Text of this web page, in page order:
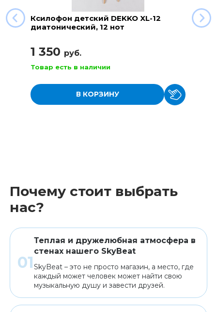
Ксилофон детский DEKKO XL-12
диатонический, 12 нот
1 350 руб.
Товар есть в наличии
В КОРЗИНУ
Почему стоит выбрать
нас?
Теплая и дружелюбная атмосфера в
стенах нашего SkyBeat
SkyBeat – это не просто магазин, а место, где
каждый может человек может найти свою
музыкальную душу и завести друзей.